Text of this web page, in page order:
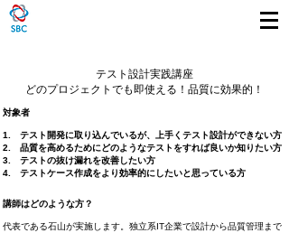
テスト設計実践講座
​どのプロジェクトでも即使える！品質に効果的！
​対象者
1. テスト開発に取り込んでいるが、上手くテスト設計ができない方
2. 品質を高めるためにどのようなテストをすれば良いか知りたい方
3. テストの抜け漏れを改善したい方
​4. テストケース作成をより効率的にしたいと思っている方
講師はどのような方？
代表である石山が実施します。独立系IT企業で設計から品質管理まで